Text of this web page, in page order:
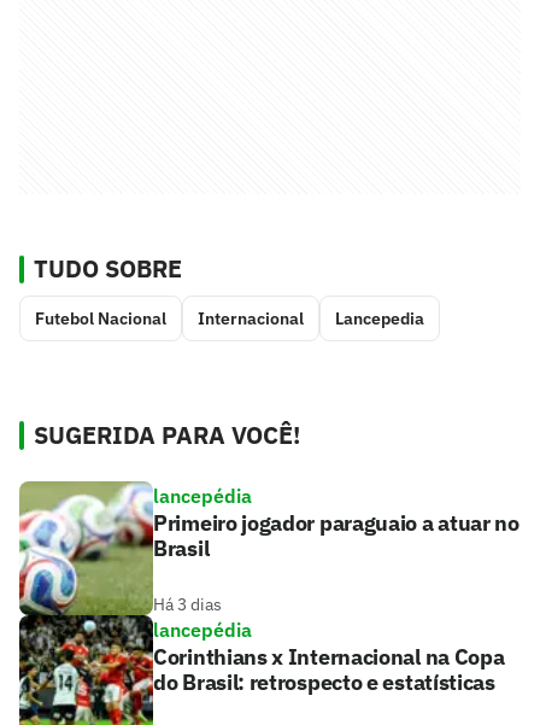
TUDO SOBRE
Futebol Nacional Internacional Lancepedia
SUGERIDA PARA VOCÊ!
lancepédia
Primeiro jogador paraguaio a atuar no
Brasil
Há 3 dias
lancepédia
Corinthians x Internacional na Copa
do Brasil: retrospecto e estatísticas